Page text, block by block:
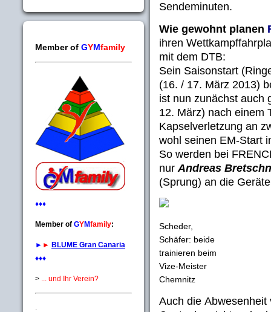
Member of GYMfamily
♦♦♦
Member of GYMfamily:
► ► BLUME Gran Canaria
♦♦♦
> ... und Ihr Verein?
.
Sendeminuten.
Wie gewohnt planen
ihren
mit dem DTB:
Sein Saisonstart
(16. / 17. März 2013)
ist nun zunächst auch
12. März) nach einem
Kapselverletzung an
wohl seinen EM-Start
So werden bei
nurAndreas
(Sprung) an die
Scheder,
Schäfer: beide
trainieren beim
Vize-Meister
Chemnitz
Auch die